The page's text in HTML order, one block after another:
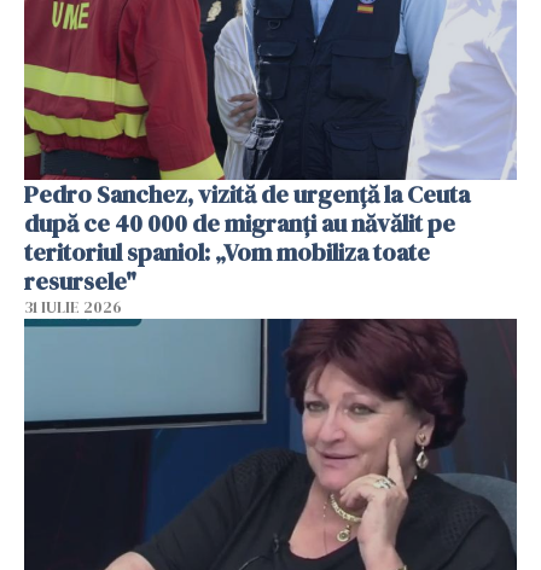
Pedro Sanchez, vizită de urgență la Ceuta
după ce 40 000 de migranți au năvălit pe
teritoriul spaniol: „Vom mobiliza toate
resursele"
31 IULIE 2026